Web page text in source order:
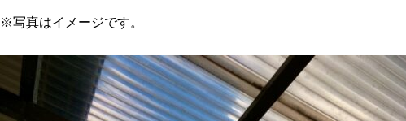
※写真はイメージです。